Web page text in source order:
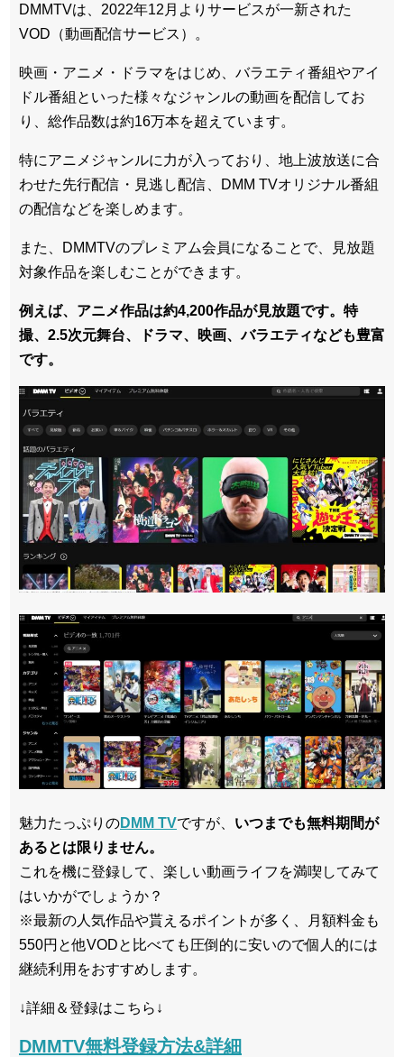
DMMTVは、2022年12月よりサービスが一新された
VOD（動画配信サービス）。
映画・アニメ・ドラマをはじめ、バラエティ番組やアイ
ドル番組といった様々なジャンルの動画を配信してお
り、総作品数は約16万本を超えています。
特にアニメジャンルに力が入っており、地上波放送に合
わせた先行配信・見逃し配信、DMM TVオリジナル番組
の配信などを楽しめます。
また、DMMTVのプレミアム会員になることで、見放題
対象作品を楽しむことができます。
例えば、アニメ作品は約4,200作品が見放題です。特
撮、2.5次元舞台、ドラマ、映画、バラエティなども豊富
です。
魅力たっぷりのDMM TVですが、 いつまでも無料期間が
あるとは限りません。
これを機に登録して、楽しい動画ライフを満喫してみて
はいかがでしょうか？
※最新の人気作品や貰えるポイントが多く、月額料金も
550円と他VODと比べても圧倒的に安いので個人的には
継続利用をおすすめします。
↓詳細＆登録はこちら↓
DMMTV無料登録方法&詳細